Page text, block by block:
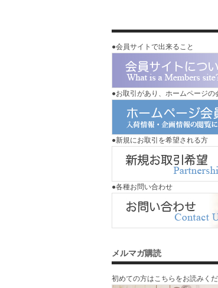
●会員サイトで出来ること
●お取引があり、ホームページの
●新規にお取引を希望される方
●各種お問い合わせ
メルマガ購読
初めての方はこちらをお読みくだ